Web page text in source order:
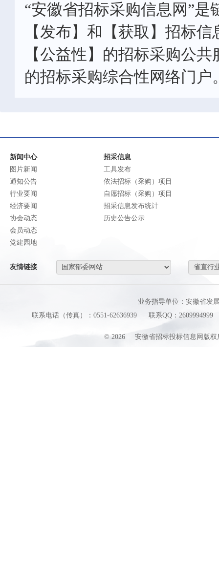
“安徽省招标采购信息网”
【发布】和【获取】招标
【公益性】的招标采购公
的招标采购综合性网络门户
新闻中心
图片新闻
通知公告
行业要闻
经济要闻
协会动态
会员动态
党建园地
招采信息
工具发布
依法招标（采购）项目
自愿招标（采购）项目
招采信息发布统计
历史公告公示
友情链接
业务指导单位：安徽省发
联系电话（传真）：0551-62636939
联系QQ：2609994999
© 2026 安徽省招标投标信息网版